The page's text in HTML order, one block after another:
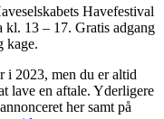
Havefestival
kl. 13 – 17. Gratis adgang
kage.
i 2023, men du er altid
lave en aftale. Yderligere
her samt på